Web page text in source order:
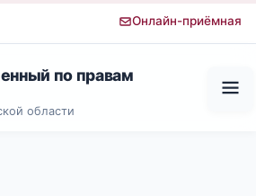
Онлайн-приёмная
по правам
области